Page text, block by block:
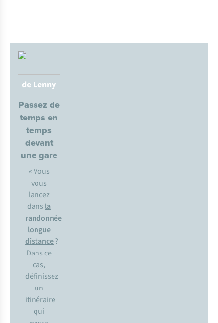
de Lenny
Passez de
temps en
temps
devant
une gare
« Vous
vous
lancez
dans la
randonnée
longue
distance?
Dans ce
cas,
définissez
un
itinéraire
qui